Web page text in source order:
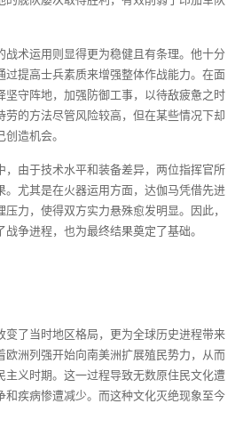
战术运用则显得更为稳健且有条理。他十分
过提高士兵素质来增强整体作战能力。在面
坚守阵地，加强防御工事，以待敌疲惫之时
的方法尽管风险较高，但在某些情况下却
造机会。
，由于技术水平和装备差异，两位指挥官所
。尤其是在火器运用方面，达伽马凭借先进
力，使得双方实力悬殊愈发明显。因此，
争进程，也为最终结果奠定了基础。
变了当时地区格局，更为全球历史进程带来
欧洲列强开始向南美洲扩展殖民势力，从而
义时期。这一过程导致无数原住民文化遭
和疾病惨遭减少。而这种文化灭绝现象至今